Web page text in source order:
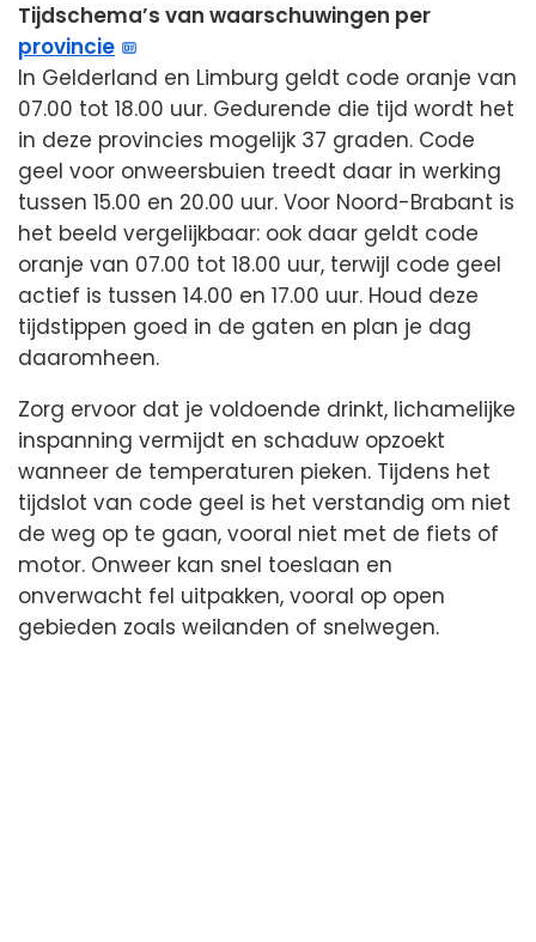
Tijdschema’s van waarschuwingen per
provincie
In Gelderland en Limburg geldt code oranje van
07.00 tot 18.00 uur. Gedurende die tijd wordt het
in deze provincies mogelijk 37 graden. Code
geel voor onweersbuien treedt daar in werking
tussen 15.00 en 20.00 uur. Voor Noord-Brabant is
het beeld vergelijkbaar: ook daar geldt code
oranje van 07.00 tot 18.00 uur, terwijl code geel
actief is tussen 14.00 en 17.00 uur. Houd deze
tijdstippen goed in de gaten en plan je dag
daaromheen.
Zorg ervoor dat je voldoende drinkt, lichamelijke
inspanning vermijdt en schaduw opzoekt
wanneer de temperaturen pieken. Tijdens het
tijdslot van code geel is het verstandig om niet
de weg op te gaan, vooral niet met de fiets of
motor. Onweer kan snel toeslaan en
onverwacht fel uitpakken, vooral op open
gebieden zoals weilanden of snelwegen.